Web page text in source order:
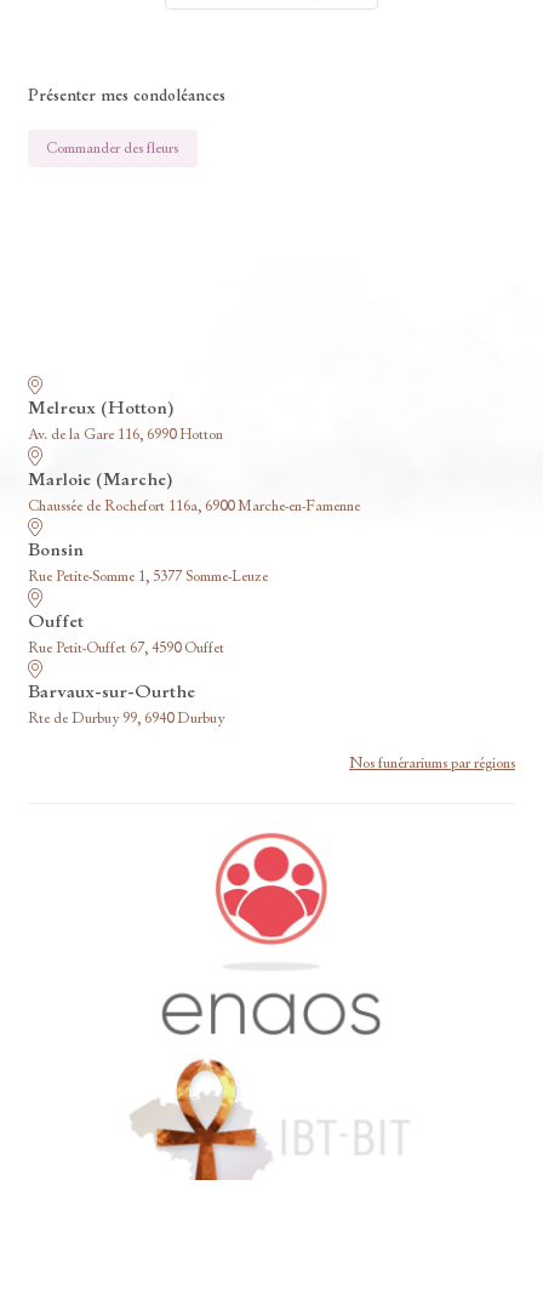
Présenter mes condoléances
Commander des fleurs
Melreux (Hotton)
Av. de la Gare 116, 6990 Hotton
Marloie (Marche)
Chaussée de Rochefort 116a, 6900 Marche-en-Famenne
Bonsin
Rue Petite-Somme 1, 5377 Somme-Leuze
Ouffet
Rue Petit-Ouffet 67, 4590 Ouffet
Barvaux-sur-Ourthe
Rte de Durbuy 99, 6940 Durbuy
Nos funérariums par régions